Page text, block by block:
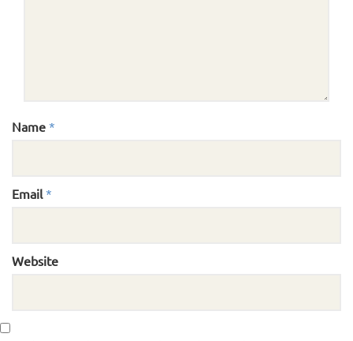
Name *
Email *
Website